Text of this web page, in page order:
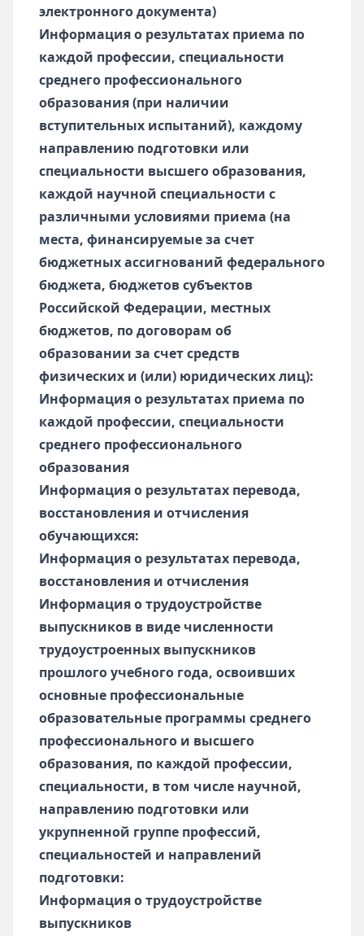
электронного документа)
Информация о результатах приема по
каждой профессии, специальности
среднего профессионального
образования (при наличии
вступительных испытаний), каждому
направлению подготовки или
специальности высшего образования,
каждой научной специальности с
различными условиями приема (на
места, финансируемые за счет
бюджетных ассигнований федерального
бюджета, бюджетов субъектов
Российской Федерации, местных
бюджетов, по договорам об
образовании за счет средств
физических и (или) юридических лиц):
Информация о результатах приема по
каждой профессии, специальности
среднего профессионального
образования
Информация о результатах перевода,
восстановления и отчисления
обучающихся:
Информация о результатах перевода,
восстановления и отчисления
Информация о трудоустройстве
выпускников в виде численности
трудоустроенных выпускников
прошлого учебного года, освоивших
основные профессиональные
образовательные программы среднего
профессионального и высшего
образования, по каждой профессии,
специальности, в том числе научной,
направлению подготовки или
укрупненной группе профессий,
специальностей и направлений
подготовки:
Информация о трудоустройстве
выпускников